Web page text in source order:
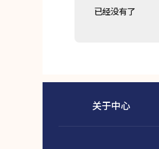
已经没有了
关于中心